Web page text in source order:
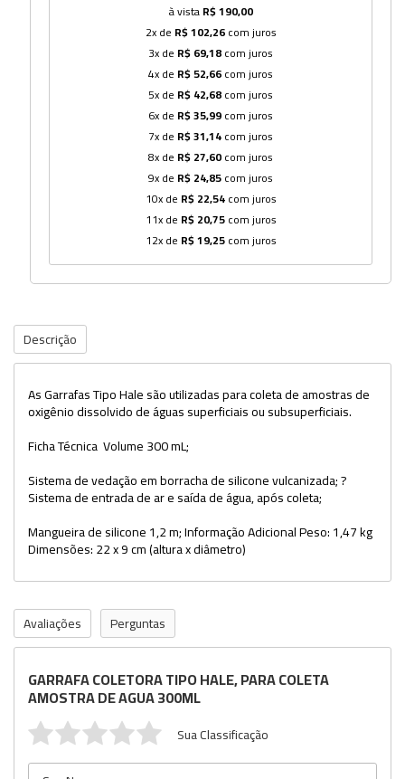
à vistaR$ 190,00
2x de R$ 102,26com juros
3x de R$ 69,18com juros
4x de R$ 52,66com juros
5x de R$ 42,68com juros
6x de R$ 35,99com juros
7x de R$ 31,14com juros
8x de R$ 27,60com juros
9x de R$ 24,85com juros
10x de R$ 22,54com juros
11x de R$ 20,75com juros
12x de R$ 19,25com juros
Descrição
As Garrafas Tipo Hale são utilizadas para coleta de amostras de
oxigênio dissolvido de águas superficiais ou subsuperficiais.
Ficha Técnica Volume 300 mL;
Sistema de vedação em borracha de silicone vulcanizada; ?
Sistema de entrada de ar e saída de água, após coleta;
Mangueira de silicone 1,2 m; Informação Adicional Peso: 1,47 kg
Dimensões: 22 x 9 cm (altura x diâmetro)
Avaliações Perguntas
GARRAFA COLETORA TIPO HALE, PARA COLETA
AMOSTRA DE AGUA 300ML
Sua Classificação